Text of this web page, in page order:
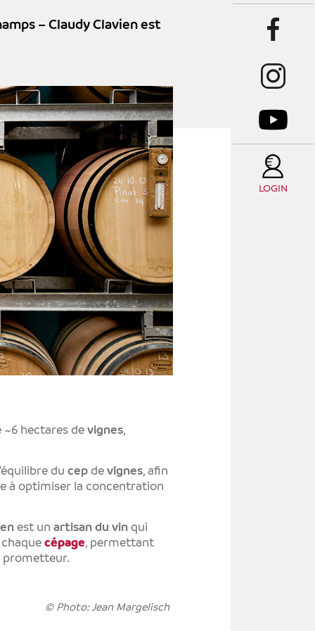
LOGIN
– Claudy Clavien est
~6 hectares de vignes,
du cep de vignes, afin
à optimiser la concentration
est un artisan du vin qui
cépage, permettant
prometteur.
© Photo: Jean Margelisch